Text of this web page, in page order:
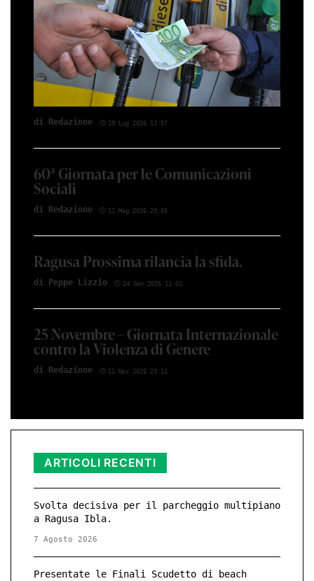
di Red­azio­ne 19 Lug 2026 13:07
60ª Giornata per le Comunicazioni
Sociali
di Red­azio­ne 11 Mag 2026 23:05
Ragusa Prossima rilancia la sfida.
di Peppe Li­z­zio 24 Gen 2026 11:01
25 Novembre – Giornata Internazionale
contro la Violenza di Genere
di Red­azio­ne 11 Nov 2025 23:11
ARTICOLI RECENTI
Svolta decisiva per il parcheggio multipiano
a Ragusa Ibla.
7 Agosto 2026
Presentate le Finali Scudetto di beach